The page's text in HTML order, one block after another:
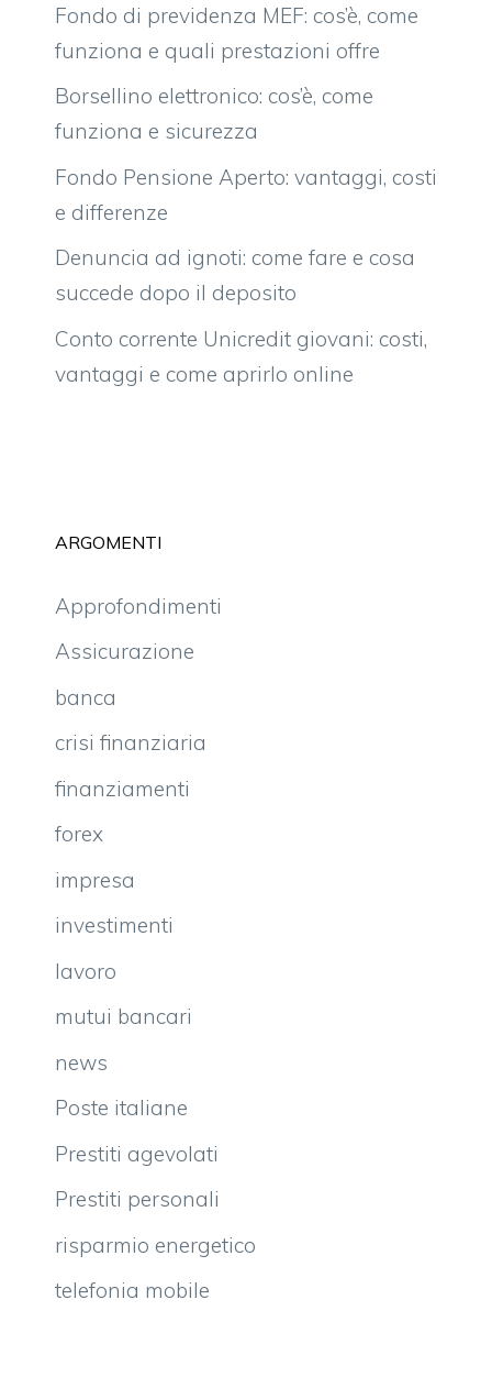
Fondo di previdenza MEF: cos’è, come
funziona e quali prestazioni offre
Borsellino elettronico: cos’è, come
funziona e sicurezza
Fondo Pensione Aperto: vantaggi, costi
e differenze
Denuncia ad ignoti: come fare e cosa
succede dopo il deposito
Conto corrente Unicredit giovani: costi,
vantaggi e come aprirlo online
ARGOMENTI
Approfondimenti
Assicurazione
banca
crisi finanziaria
finanziamenti
forex
impresa
investimenti
lavoro
mutui bancari
news
Poste italiane
Prestiti agevolati
Prestiti personali
risparmio energetico
telefonia mobile